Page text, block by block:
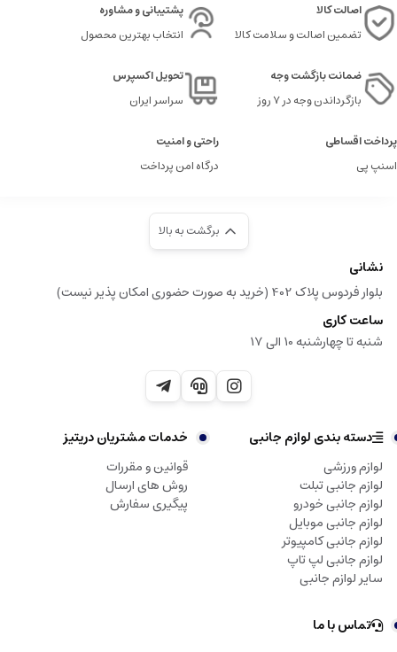
اصالت کالا
تضمین اصالت و سلامت کالا
پشتیبانی و مشاوره
انتخاب بهترین محصول
ضمانت بازگشت وجه
بازگرداندن وجه در ۷ روز
تحویل اکسپرس
سراسر ایران
پرداخت اقساطی
اسنپ پی
راحتی و امنیت
درگاه امن پرداخت
برگشت به بالا
نشانی
بلوار فردوس پلاک 402 (خرید به صورت حضوری امکان پذیر نیست)
ساعت کاری
شنبه تا چهارشنبه 10 الی 17
دسته بندی لوازم جانبی
لوازم ورزشی
لوازم جانبی تبلت
لوازم جانبی خودرو
لوازم جانبی موبایل
لوازم جانبی کامپیوتر
لوازم جانبی لپ تاپ
سایر لوازم جانبی
خدمات مشتریان دریتیز
قوانین و مقررات
روش های ارسال
پیگیری سفارش
تماس با ما